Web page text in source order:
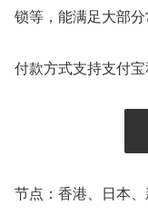
锁等，能满足大部分
付款方式支持支付宝
节点：香港、日本、